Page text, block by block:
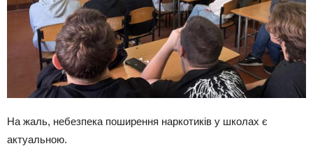
На жаль, небезпека поширення наркотиків у школах є
актуальною.